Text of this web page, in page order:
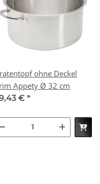
ohne Deckel
Appety Ø 32 cm
€ *